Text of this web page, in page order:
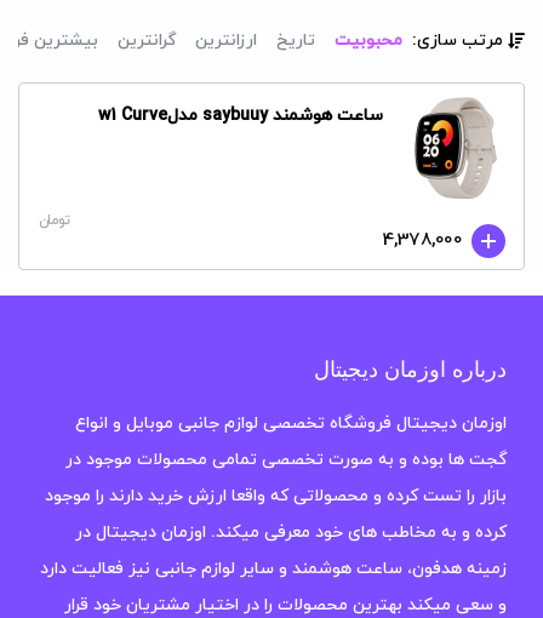
مرتب سازی: محبوبیت تاریخ ارزانترین گرانترین بیشترین
ساعت هوشمند saybuuy مدلw1 Curve
4,378,000
تومان
درباره اوزمان دیجیتال
اوزمان دیجیتال فروشگاه تخصصی لوازم جانبی موبایل و انواع
گجت ها بوده و به صورت تخصصی تمامی محصولات موجود در
بازار را تست کرده و محصولاتی که واقعا ارزش خرید دارند را موجود
کرده و به مخاطب های خود معرفی میکند. اوزمان دیجیتال در
زمینه هدفون، ساعت هوشمند و سایر لوازم جانبی نیز فعالیت دارد
و سعی میکند بهترین محصولات را در اختیار مشتریان خود قرار